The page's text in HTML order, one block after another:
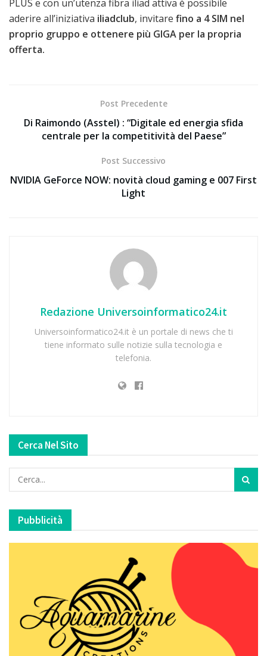
PLUS e con un’utenza fibra iliad attiva è possibile
aderire all’iniziativa iliadclub, invitare fino a 4 SIM nel
proprio gruppo e ottenere più GIGA per la propria
offerta.
Post Precedente
Di Raimondo (Asstel) : “Digitale ed energia sfida
centrale per la competitività del Paese”
Post Successivo
NVIDIA GeForce NOW: novità cloud gaming e 007 First
Light
Redazione Universoinformatico24.it
Universoinformatico24.it è un portale di news che ti
tiene informato sulle notizie sulla tecnologia e
telefonia.
Cerca Nel Sito
Pubblicità